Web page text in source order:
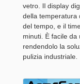
vetro. Il display
della temperatura
del tempo, e il
minuti. È facile da
rendendolo la
pulizia industriale.